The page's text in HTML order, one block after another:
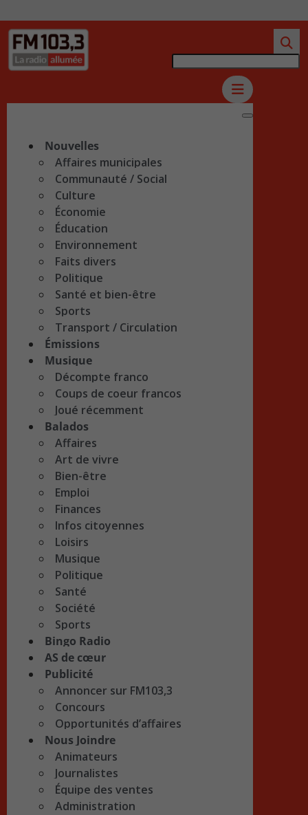
Nouvelles
Affaires municipales
Communauté / Social
Culture
Économie
Éducation
Environnement
Faits divers
Politique
Santé et bien-être
Sports
Transport / Circulation
Émissions
Musique
Décompte franco
Coups de coeur francos
Joué récemment
Balados
Affaires
Art de vivre
Bien-être
Emploi
Finances
Infos citoyennes
Loisirs
Musique
Politique
Santé
Société
Sports
Bingo Radio
AS de cœur
Publicité
Annoncer sur FM103,3
Concours
Opportunités d’affaires
Nous Joindre
Animateurs
Journalistes
Équipe des ventes
Administration